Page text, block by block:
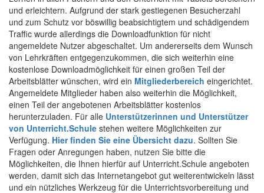
und erleichtern. Aufgrund der stark gestiegenen Besucherzahl
und zum Schutz vor böswillig beabsichtigtem und schädigendem
Traffic wurde allerdings die Downloadfunktion für nicht
angemeldete Nutzer abgeschaltet. Um andererseits dem Wunsch
von Lehrkräften entgegenzukommen, die sich weiterhin eine
kostenlose Downloadmöglichkeit für einen großen Teil der
Arbeitsblätter wünschen, wird ein Mitgliederbereich eingerichtet.
Angemeldete Mitglieder haben also weiterhin die Möglichkeit,
einen Teil der angebotenen Arbeitsblätter kostenlos
herunterzuladen. Für alle Unterstützerinnen und Unterstützer
von Unterricht.Schule stehen weitere Möglichkeiten zur
Verfügung. Hier finden Sie eine Übersicht dazu. Sollten Sie
Fragen oder Anregungen haben, nutzen Sie bitte die
Möglichkeiten, die Ihnen hierfür auf Unterricht.Schule angeboten
werden, damit sich das Internetangebot gut weiterentwickeln lässt
und ein nützliches Werkzeug für die Unterrichtsvorbereitung und